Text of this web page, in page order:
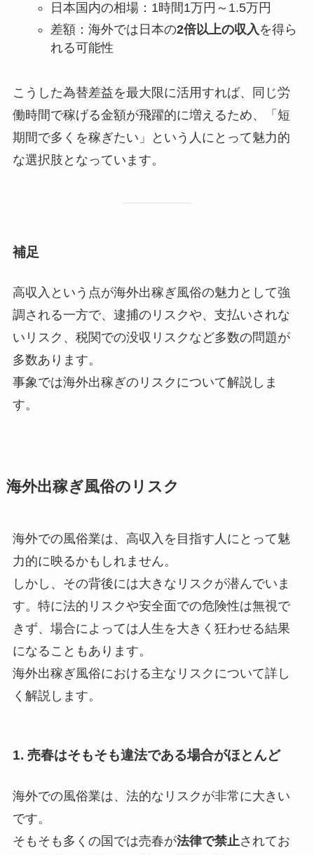
日本国内の相場：1時間1万円～1.5万円
差額：海外では日本の2倍以上の収入 を得ら
れる可能性
こうした為替差益を最大限に活用すれば、同じ労
働時間で稼げる金額が飛躍的に増えるため、「短
期間で多くを稼ぎたい」という人にとって魅力的
な選択肢となっています。
補足
高収入という点が海外出稼ぎ風俗の魅力として強
調される一方で、逮捕のリスクや、支払いされな
いリスク、税関での没収リスクなど多数の問題が
多数あります。
事象では海外出稼ぎのリスクについて解説しま
す。
海外出稼ぎ風俗のリスク
海外での風俗業は、高収入を目指す人にとって魅
力的に映るかもしれません。
しかし、その背後には大きなリスクが潜んでいま
す。特に法的リスクや安全面での危険性は無視で
きず、場合によっては人生を大きく狂わせる結果
になることもあります。
海外出稼ぎ風俗における主なリスクについて詳し
く解説します。
1. 売春はそもそも違法である場合がほとんど
海外での風俗業は、法的なリスクが非常に大きい
です。
そもそも多くの国では売春が法律で禁止されてお